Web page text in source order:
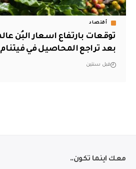
أقتصاد
بعد تراجع المحاصيل في فيتنام
قبل سنتين
معك اينما تكون..